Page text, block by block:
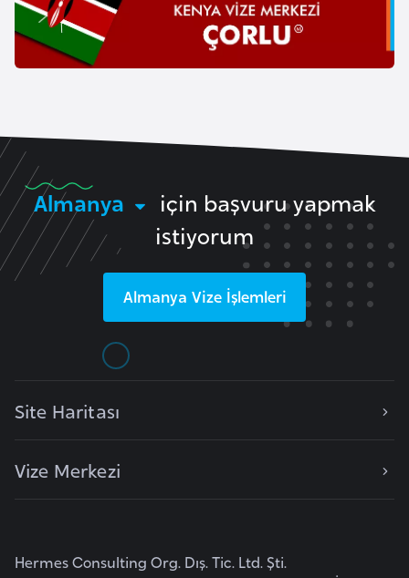
Almanya
için başvuru yapmak
istiyorum
Almanya Vize İşlemleri
Site Haritası
Vize Merkezi
Hermes Consulting Org. Dış. Tic. Ltd. Şti.
t
a
n
r
m
e
n
s
s
n